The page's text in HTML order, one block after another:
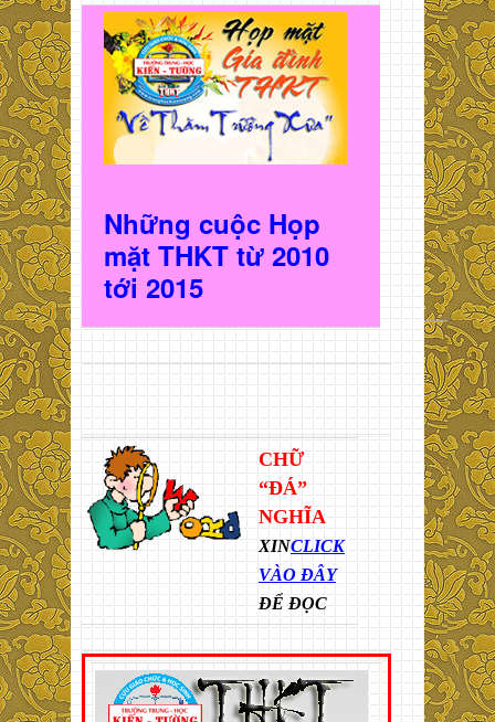
Những cuộc Họp
mặt THKT từ 2010
tới 2015
CHỮ
“ĐÁ”
NGHĨA
XINCLICK
VÀO ĐÂY
ĐỂ ĐỌC